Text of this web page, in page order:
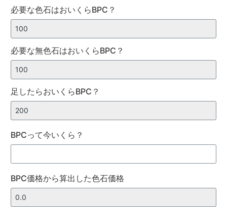
必要な色石はおいくらBPC？
必要な無色石はおいくらBPC？
足したらおいくらBPC？
BPCって今いくら？
BPC価格から算出した色石価格